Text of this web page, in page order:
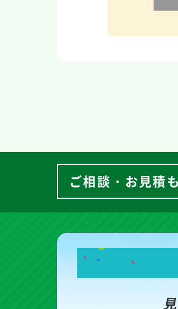
ご相談・お見積